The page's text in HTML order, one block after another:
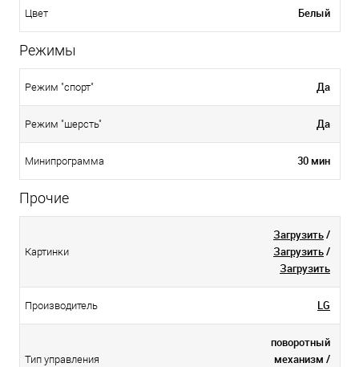
Цвет Белый
Режимы
Режим "спорт" Да
Режим "шерсть" Да
Минипрограмма 30 мин
Прочие
Картинки
Загрузить/
Загрузить/
Загрузить
Производитель LG
Тип управления
поворотный
механизм /